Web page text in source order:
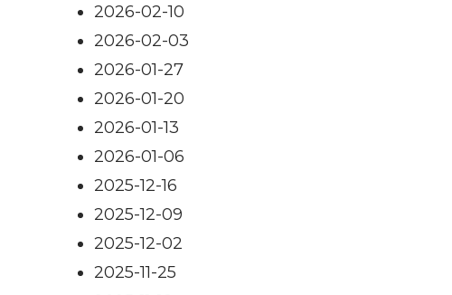
2026-02-10
2026-02-03
2026-01-27
2026-01-20
2026-01-13
2026-01-06
2025-12-16
2025-12-09
2025-12-02
2025-11-25